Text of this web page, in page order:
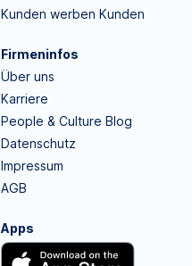
Kunden werben Kunden
Firmeninfos
Über uns
Karriere
People & Culture Blog
Datenschutz
Impressum
AGB
Apps